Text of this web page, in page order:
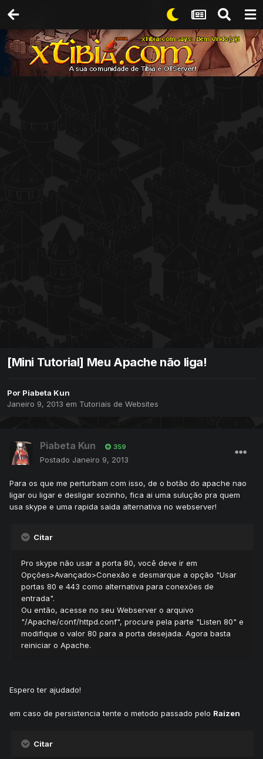
[Mini Tutorial] Meu Apache não liga!
Por Piabeta Kun
Janeiro 9, 2013 em Tutoriais de Websites
Piabeta Kun 359
Postado Janeiro 9, 2013
Para os que me perturbam com isso, de o botão do apache nao
ligar ou ligar e desligar sozinho, fica ai uma sulução pra quem
usa skype e uma rapida saida alternativa no webserver!
Citar
Pro skype não usar a porta 80, você deve ir em
Opções>Avançado>Conexão e desmarque a opção "Usar
portas 80 e 443 como alternativa para conexões de
entrada".
Ou então, acesse no seu Webserver o arquivo
"/Apache/conf/httpd.conf", procure pela parte "Listen 80" e
modifique o valor 80 para a porta desejada. Agora basta
reiniciar o Apache.
Espero ter ajudado!
em caso de persistencia tente o metodo passado pelo Raizen
Citar